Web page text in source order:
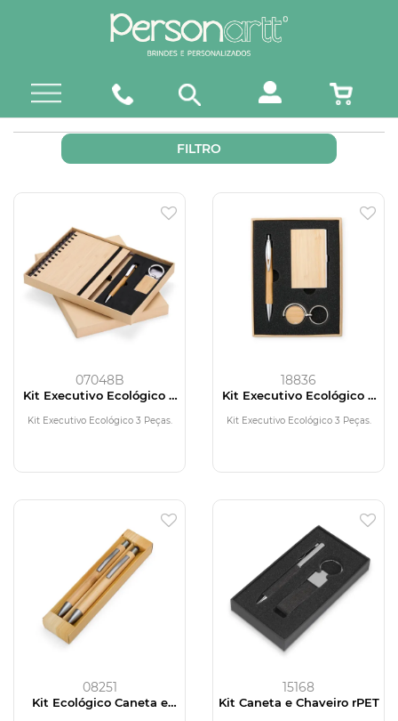
FILTRO
07048B
Kit Executivo Ecológico 3
Kit Executivo Ecológico 3 Peças.
18836
Kit Executivo Ecológico 3
Kit Executivo Ecológico 3 Peças.
08251
Kit Ecológico Caneta e
15168
Kit Caneta e Chaveiro rPET